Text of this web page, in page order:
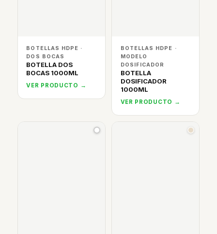
BOTELLAS HDPE ·
DOS BOCAS
BOTELLA DOS
BOCAS 1000ML
VER PRODUCTO →
BOTELLAS HDPE ·
MODELO
DOSIFICADOR
BOTELLA
DOSIFICADOR
1000ML
VER PRODUCTO →